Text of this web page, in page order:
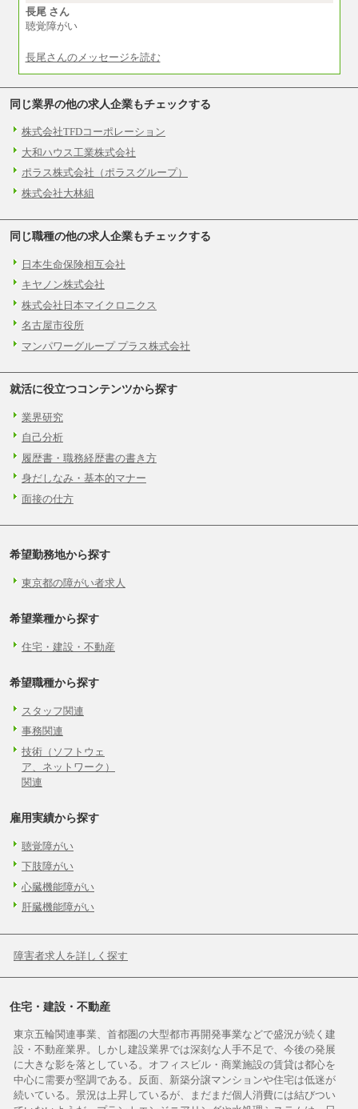
総合職 月給224,500～242,600円＋地域手当
※詳細はJTBキャリアサイトよりご確認くださ
い。
＜有期社員コース＞
■(株)JTBビジネストランスフォーム
※詳細はJTBキャリアサイトよりご確認くださ
い。
■(株)JTBパブリッシング ※2027年新卒募集終
了
①月給227,000円以上
②月給212,000円以上
③月給172,500円以上
⑤月給20万円～25万円
⑥月給33万円～48万円
⑦月給271,000円以上
⑧～⑮月給200,000円〜月給400,000円
⑯月給185,000円以上
⑲東京：月給202,000 円以上 、京都：月給193,00
⑳月給205,000円以上
㉑月給185,000 円以上
㉒月給185,000 円以上
長尾 さん
聴覚障がい
長尾さんのメッセージを読む
同じ業界の他の求人企業もチェックする
株式会社TFDコーポレーション
大和ハウス工業株式会社
ポラス株式会社（ポラスグループ）
株式会社大林組
同じ職種の他の求人企業もチェックする
日本生命保険相互会社
キヤノン株式会社
株式会社日本マイクロニクス
名古屋市役所
マンパワーグループ プラス株式会社
就活に役立つコンテンツから探す
業界研究
自己分析
履歴書・職務経歴書の書き方
身だしなみ・基本的マナー
面接の仕方
希望勤務地から探す
東京都の障がい者求人
希望業種から探す
住宅・建設・不動産
希望職種から探す
スタッフ関連
事務関連
技術（ソフトウェ
ア、ネットワーク）
関連
雇用実績から探す
聴覚障がい
下肢障がい
心臓機能障がい
肝臓機能障がい
障害者求人を詳しく探す
住宅・建設・不動産
東京五輪関連事業、首都圏の大型都市再開発事業などで盛況が続く建
設・不動産業界。しかし建設業界では深刻な人手不足で、今後の発展
に大きな影を落としている。オフィスビル・商業施設の賃貸は都心を
中心に需要が堅調である。反面、新築分譲マンションや住宅は低迷が
続いている。景況は上昇しているが、まだまだ個人消費には結びつい